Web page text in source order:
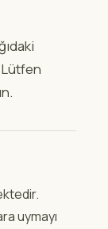
Lütfen
uymayı